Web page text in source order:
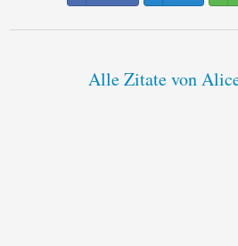
Alle Zitate von